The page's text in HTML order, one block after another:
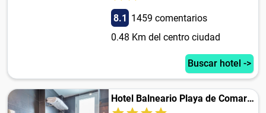
8.1 1459 comentarios
0.48 Km del centro ciudad
Buscar hotel ->
Hotel Balneario Playa de Comarruga